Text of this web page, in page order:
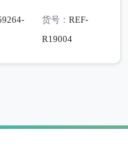
货号： REF-
R19004